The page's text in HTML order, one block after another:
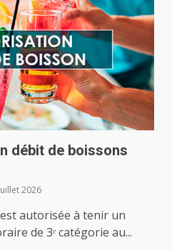
débit de boissons
2026
autorisée à tenir un
de 3ᵉ catégorie au...